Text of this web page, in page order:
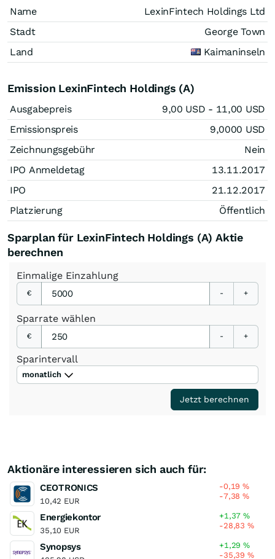
Name
LexinFintech Holdings Ltd
Stadt
George Town
Land
Kaimaninseln
Emission LexinFintech Holdings (A)
Ausgabepreis 9,00 USD - 11,00 USD
Emissionspreis
9,0000 USD
Zeichnungsgebühr
Nein
IPO Anmeldetag
13.11.2017
IPO
21.12.2017
Platzierung
Öffentlich
Sparplan für LexinFintech Holdings (A) Aktie
berechnen
Einmalige Einzahlung
€ - +
Sparrate wählen
€ - +
Sparintervall
monatlich
Jetzt berechnen
Aktionäre interessieren sich auch für:
CEOTRONICS
10,42 EUR
-0,19%
-7,38%
Energiekontor
35,10 EUR
+1,37%
-28,83%
Synopsys +1,29%
-35,39%